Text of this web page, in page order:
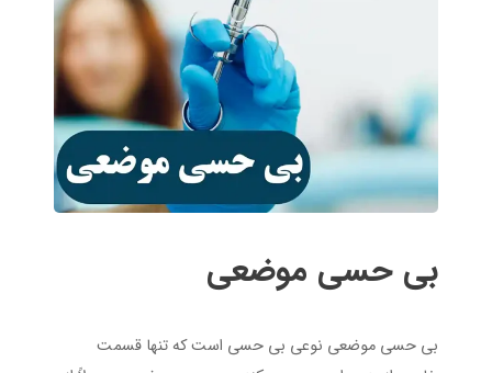
بی حسی موضعی
بی حسی موضعی نوعی بی حسی است که تنها قسمت